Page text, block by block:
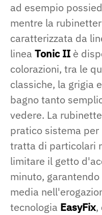
ad esempio
mentre la
caratterizzata da
linea Tonic II è
colorazioni, tra le
classiche, la grigia
bagno tanto
vedere. La
pratico sistema
tratta di particolari
limitare il getto
minuto,
media
tecnologia EasyFix,